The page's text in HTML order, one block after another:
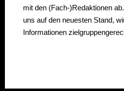
mit den (Fach-)Redaktionen
uns auf den neuesten Stand,
Informationen